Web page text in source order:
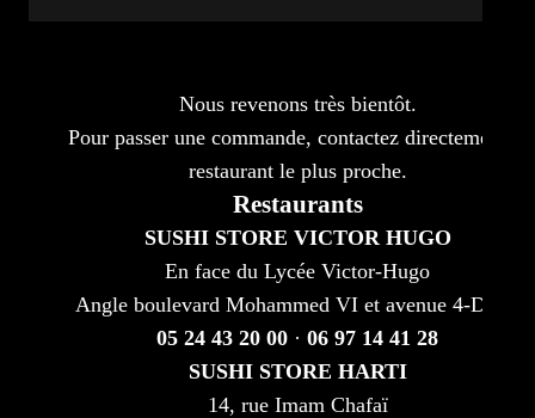
Nous revenons très bientôt.
Pour passer une commande, contactez directement le
restaurant le plus proche.
Restaurants
SUSHI STORE VICTOR HUGO
En face du Lycée Victor-Hugo
Angle boulevard Mohammed VI et avenue 4-DMA
05 24 43 20 00 · 06 97 14 41 28
SUSHI STORE HARTI
14, rue Imam Chafaï